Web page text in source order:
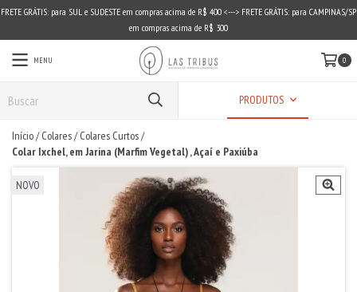
FRETE GRÁTIS: para SUL e SUDESTE em compras acima de R$ 400 <---> FRETE GRÁTIS: para CAMPINAS/SP
em compras acima de R$ 300
MENU 0
PRODUTOS
Início/ Colares/ Colares Curtos/
Colar Ixchel, em Jarina (Marfim Vegetal) , Açaí e Paxiúba
NOVO